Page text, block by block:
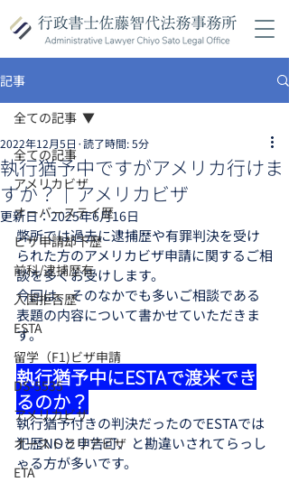
記事
全ての記事
アメリカビザ
オーバーステイ歴
ビザ申請却下歴
前科/逮捕歴有
入国拒否歴
ESTA
留学（F1)ビザ申請
DS-5535
アメリカビザ
オーストラリアビザ
ETA
全ての記事
執行猶予中ですがアメリカ行けま
すか？｜アメリカビザ
2022年12月5日 読了時間: 5分
更新日：2025年6月16日
弊所では過去に逮捕歴や有罪判決を受け
られた方のアメリカビザ申請に関するご相
談を多くお受けします。
今回は、そのなかでも多いご相談である
表題の内容について書かせていただきま
す。
執行猶予中にESTAで渡米でき
るのか？
執行猶予付きの判決だったのでESTAでは
犯歴NOと申告可、と勘違いされてらっし
ゃる方が多いです。